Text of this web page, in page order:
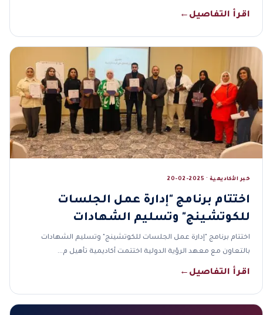
اقرأ التفاصيل ←
خبر الأكاديمية · 2025-02-20
اختتام برنامج "إدارة عمل الجلسات
للكوتشينج" وتسليم الشهادات
اختتام برنامج "إدارة عمل الجلسات للكوتشينج" وتسليم الشهادات
بالتعاون مع معهد الرؤية الدولية اختتمت أكاديمية تأهيل م…
اقرأ التفاصيل ←